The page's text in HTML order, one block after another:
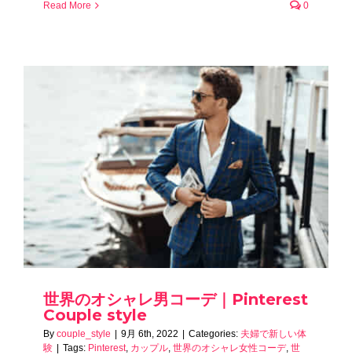
Read More 0
世界のオシャレ男コーデ｜Pinterest
Couple style
By couple_style | 9月 6th, 2022 | Categories: 夫婦で新しい体
験 | Tags: Pinterest, カップル 世界のオシャレ女性コーデ, 世